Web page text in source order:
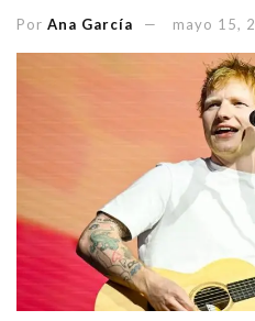
Por Ana García mayo 15,